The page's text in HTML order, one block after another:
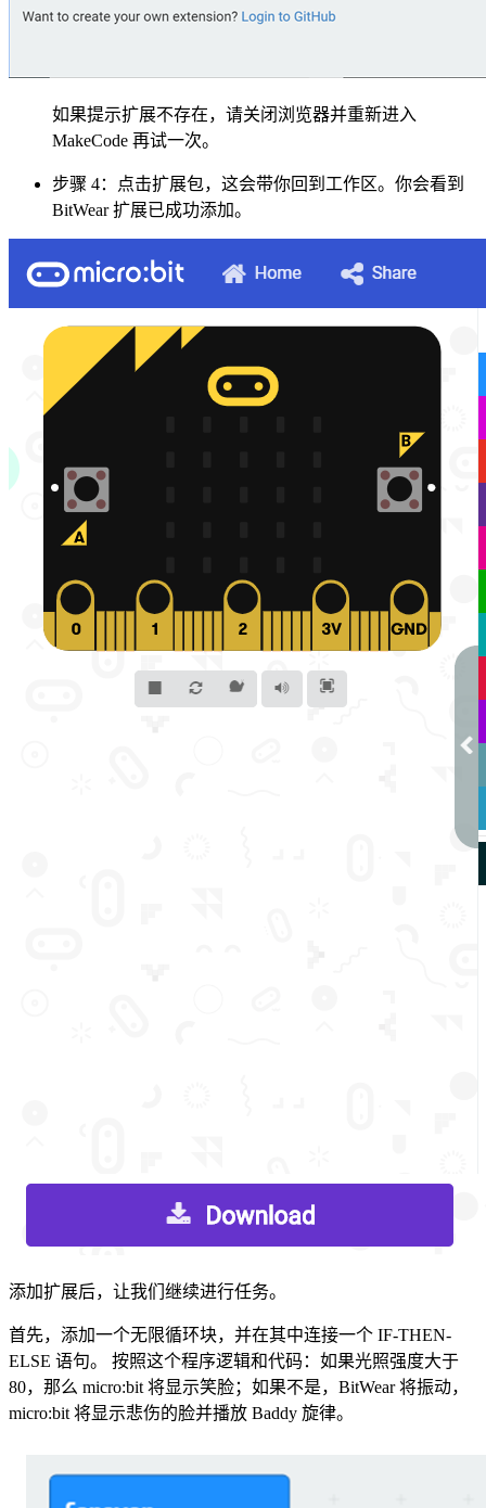
如果提示扩展不存在，请关闭浏览器并重新进入
MakeCode 再试一次。
步骤 4：点击扩展包，这会带你回到工作区。你会看到
BitWear 扩展已成功添加。
添加扩展后，让我们继续进行任务。
首先，添加一个无限循环块，并在其中连接一个 IF-THEN-
ELSE 语句。 按照这个程序逻辑和代码：如果光照强度大于
80，那么 micro:bit将显示笑脸；如果不是，BitWear 将振动，
micro:bit将显示悲伤的脸并播放 Baddy 旋律。